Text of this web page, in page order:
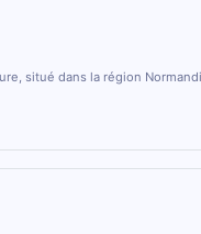
situé dans la région